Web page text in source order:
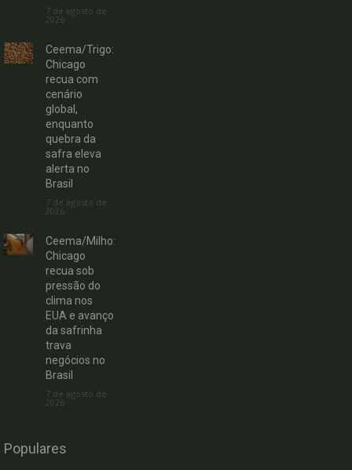
7 de agosto de
2026
Ceema/Trigo:
Chicago
recua com
cenário
global,
enquanto
quebra da
safra eleva
alerta no
Brasil
7 de agosto de
2026
Ceema/Milho:
Chicago
recua sob
pressão do
clima nos
EUA e avanço
da safrinha
trava
negócios no
Brasil
7 de agosto de
2026
Populares